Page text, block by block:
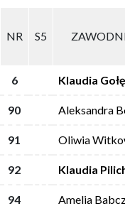
NR S5
6 Klaudia
90 Aleksandra
91 Oliwia
92 Klaudia
94 Amelia
NR S5
6 Klaudia
90 Aleksandra
91 Oliwia
92 Klaudia
94 Amelia